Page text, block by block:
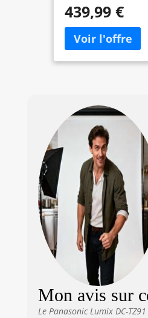
Optique
Fi Metering
size: 3.0 inches
resolution: 20.3
weight: 0.66
439,99 €
Mon avis sur
Le Panasonic Lumix DC-